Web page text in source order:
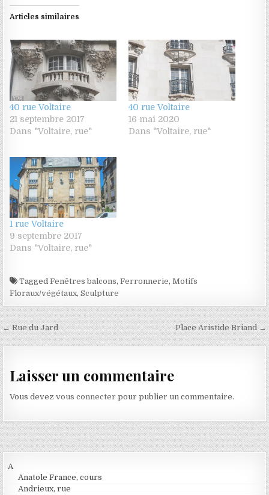
Articles similaires
40 rue Voltaire
21 septembre 2017
Dans "Voltaire, rue"
40 rue Voltaire
16 mai 2020
Dans "Voltaire, rue"
1 rue Voltaire
9 septembre 2017
Dans "Voltaire, rue"
TaggedFenêtres balcons,Ferronnerie,Motifs
Floraux/végétaux,Sculpture
Navigation de l’article Place Aristide Briand →
← Rue du Jard
Laisser un commentaire
Vous devezvous connecter pour publier un commentaire.
A
Anatole France, cours
Andrieux, rue